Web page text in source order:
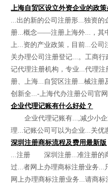
上海自贸区设立外资企业的政
...出的新的公司注册形...独资
册...概念——注册上海外...，其
上...资的产业政策，目前...公
关办理公司注册登记...。工商
记代理注册机构，专业...代理
册、上海...自贸区注册...械注册
创新全...-上海代办注册公司官网
企业代理记账有什么好处？
企业代理记账有...,减少小企
理...记账公司可以为企业...关优
深圳注册商标流程及费用最新版
...注册 深圳注册...准注册的
过...者网上办理商标注册业务...
网上办理商标注册业务...请商